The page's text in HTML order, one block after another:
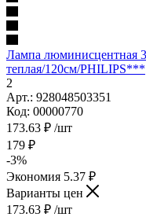
Лампа люминисцентная
теплая/120см/PHILIPS***
2
Арт.: 928048503351
Код: 00000770
173.63 ₽ /шт
179 ₽
-3%
Экономия 5.37 ₽
Варианты цен
173.63 ₽ /шт